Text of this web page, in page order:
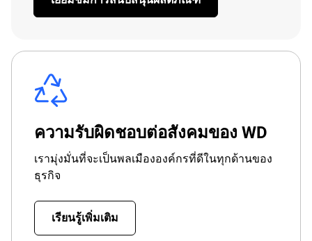
ความรับผิดชอบต่อสังคมของ WD
เรามุ่งมั่นที่จะเป็นพลเมืององค์กรที่ดีในทุกด้านของ
ธุรกิจ
เรียนรู้เพิ่มเติม